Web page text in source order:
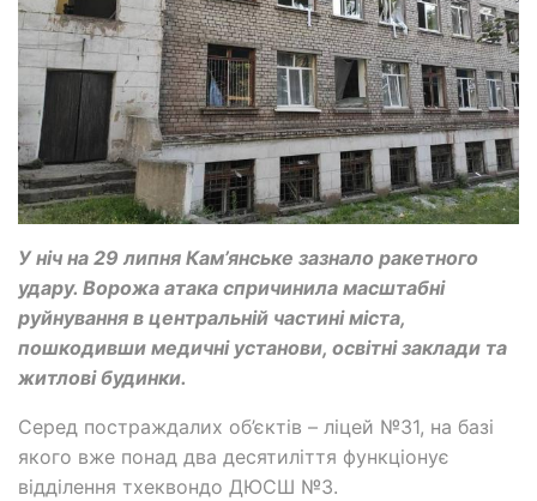
У ніч на 29 липня Кам’янське зазнало ракетного
удару. Ворожа атака спричинила масштабні
руйнування в центральній частині міста,
пошкодивши медичні установи, освітні заклади та
житлові будинки.
Серед постраждалих об’єктів – ліцей №31, на базі
якого вже понад два десятиліття функціонує
відділення тхеквондо ДЮСШ №3.